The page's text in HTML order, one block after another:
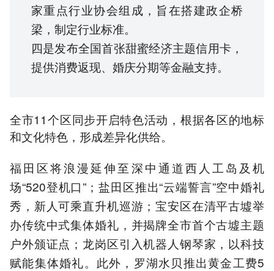
家重点行业协会组成，旨在搭建政企桥
梁，制定行业标准。
四是发布全国首张甜蜜经济主题信用卡，
提供消费返现、婚庆分期等金融支持。
全市11个区同步开启特色活动，根据各区的地标
和文化特色，形成差异化供给。
福田区将浪漫延伸至深中通道西人工岛及机
场“520登机口”；盐田区推出“云端誓言”空中婚礼
秀，新人可乘直升机巡游；宝安区在清平古墟举
办传统中式集体婚礼，并揭牌全市首个古墟主题
户外颁证点；龙岗区引入机器人钢琴家，以科技
赋能集体婚礼。此外，罗湖水贝推出黄金工费5